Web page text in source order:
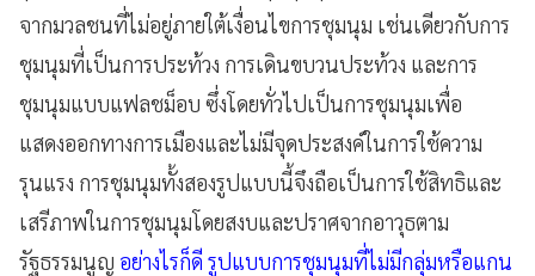
จากมวลชนที่ไม่อยู่ภายใต้เงื่อนไขการชุมนุม เช่นเดียวกับการ
ชุมนุมที่เป็นการประท้วง การเดินขบวนประท้วง และการ
ชุมนุมแบบแฟลชม็อบ ซึ่งโดยทั่วไปเป็นการชุมนุมเพื่อ
แสดงออกทางการเมืองและไม่มีจุดประสงค์ในการใช้ความ
รุนแรง การชุมนุมทั้งสองรูปแบบนี้จึงถือเป็นการใช้สิทธิและ
เสรีภาพในการชุมนุมโดยสงบและปราศจากอาวุธตาม
รัฐธรรมนูญ อย่างไรก็ดี รูปแบบการชุมนุมที่ไม่มีกลุ่มหรือแกน